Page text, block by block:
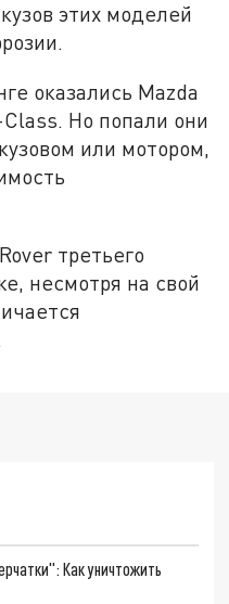
этих моделей
оказались Mazda
Но попали они
или мотором,
третьего
несмотря на свой
Как уничтожить